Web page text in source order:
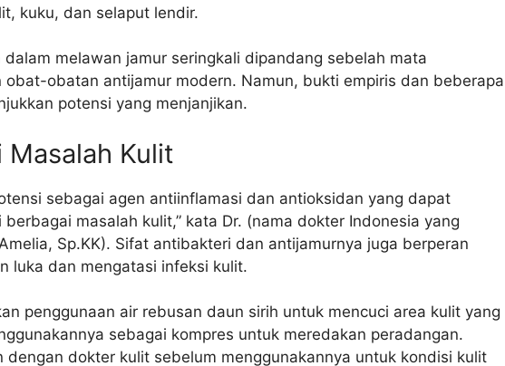
kuku, dan selaput lendir.
melawan jamur seringkali dipandang sebelah mata
obat-obatan antijamur modern. Namun, bukti empiris dan beberapa
potensi yang menjanjikan.
Kulit
sebagai agen antiinflamasi dan antioksidan yang dapat
masalah kulit,” kata Dr. (nama dokter Indonesia yang
Sp.KK). Sifat antibakteri dan antijamurnya juga berperan
luka dan mengatasi infeksi kulit.
penggunaan air rebusan daun sirih untuk mencuci area kulit yang
sebagai kompres untuk meredakan peradangan.
dengan dokter kulit sebelum menggunakannya untuk kondisi kulit